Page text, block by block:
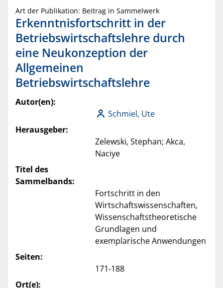
Art der Publikation: Beitrag in Sammelwerk
Erkenntnisfortschritt in der
Betriebswirtschaftslehre durch
eine Neukonzeption der
Allgemeinen
Betriebswirtschaftslehre
Autor(en):
Schmiel, Ute
Herausgeber:
Zelewski, Stephan; Akca,
Naciye
Titel des
Sammelbands:
Fortschritt in den
Wirtschaftswissenschaften,
Wissenschaftstheoretische
Grundlagen und
exemplarische Anwendungen
Seiten:
171-188
Ort(e):